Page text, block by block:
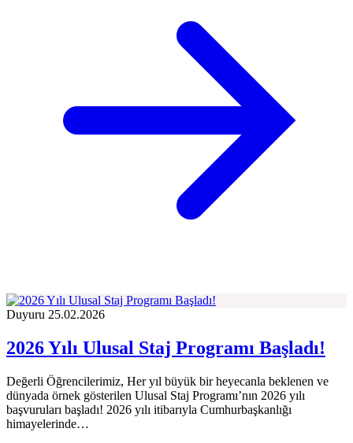
Duyuru 25.02.2026
2026 Yılı Ulusal Staj Programı Başladı!
Değerli Öğrencilerimiz, Her yıl büyük bir heyecanla beklenen ve
dünyada örnek gösterilen Ulusal Staj Programı’nın 2026 yılı
başvuruları başladı! 2026 yılı itibarıyla Cumhurbaşkanlığı
himayelerinde…